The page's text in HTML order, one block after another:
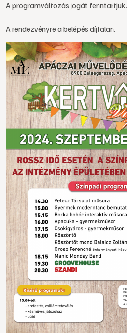
A programváltozás jogát fenntartjuk.
A rendezvényre a belépés díjtalan.